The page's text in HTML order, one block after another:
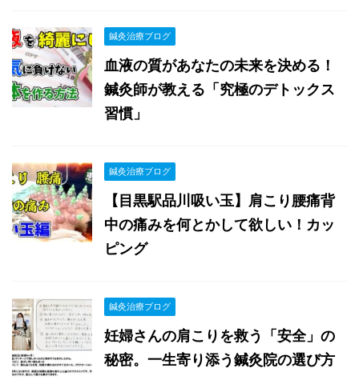
鍼灸治療ブログ
血液の質があなたの未来を決める！
鍼灸師が教える「究極のデトックス
習慣」
鍼灸治療ブログ
【目黒駅品川吸い玉】肩こり腰痛背
中の痛みを何とかして欲しい！カッ
ピング
鍼灸治療ブログ
妊婦さんの肩こりを救う「安全」の
秘密。一生寄り添う鍼灸院の選び方